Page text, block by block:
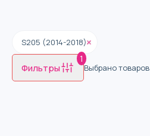
S205 (2014-2018)
Фильтры
1
Выбрано товаров